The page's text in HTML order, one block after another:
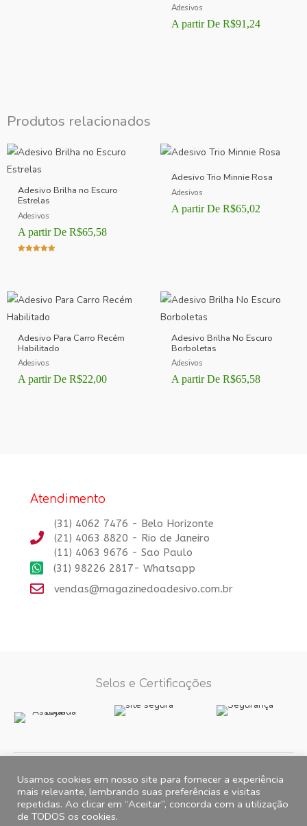
Adesivos
A partir De R$91,24
Produtos relacionados
Adesivo Brilha no Escuro
Estrelas
Adesivos
A partir De R$65,58
Adesivo Trio Minnie Rosa
Adesivos
A partir De R$65,02
Adesivo Para Carro Recém
Habilitado
Adesivos
A partir De R$22,00
Adesivo Brilha No Escuro
Borboletas
Adesivos
A partir De R$65,58
Atendimento
(31) 4062 7476 - Belo Horizonte
(21) 4063 8820 - Rio de Janeiro
(11) 4063 9676 - Sao Paulo
(31) 98226 2817- Whatsapp
vendas@magazinedoadesivo.com.br
Selos e Certificações
Fotos e imagens meramente ilustrativas, 2012© 2026 Magazine do
Adesivo. All Rights Reserved. CNPJ 15.257.475.0001/35 Endereço para
Usamos cookies em nosso site para fornecer a experiência
mais relevante, lembrando suas preferências e visitas
repetidas. Ao clicar em “Aceitar”, concorda com a utilização
de TODOS os cookies.